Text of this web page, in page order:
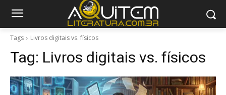
Tags Livros digitais vs. físicos
Tag: Livros digitais vs. físicos